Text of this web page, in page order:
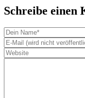
Schreibe einen